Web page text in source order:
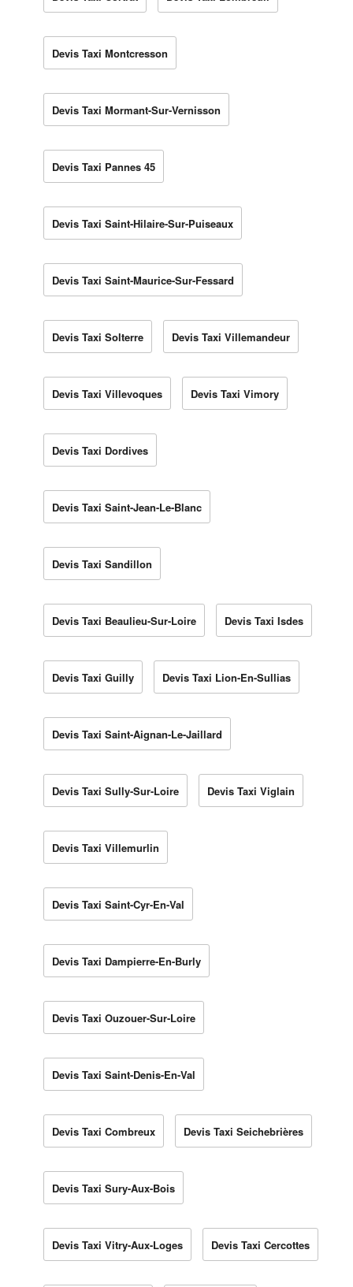
Devis Taxi Montcresson
Devis Taxi Mormant-Sur-Vernisson
Devis Taxi Pannes 45
Devis Taxi Saint-Hilaire-Sur-Puiseaux
Devis Taxi Saint-Maurice-Sur-Fessard
Devis Taxi Solterre Devis Taxi Villemandeur
Devis Taxi Villevoques Devis Taxi Vimory
Devis Taxi Dordives
Devis Taxi Saint-Jean-Le-Blanc
Devis Taxi Sandillon
Devis Taxi Beaulieu-Sur-Loire Devis Taxi Isdes
Devis Taxi Guilly Devis Taxi Lion-En-Sullias
Devis Taxi Saint-Aignan-Le-Jaillard
Devis Taxi Sully-Sur-Loire Devis Taxi Viglain
Devis Taxi Villemurlin
Devis Taxi Saint-Cyr-En-Val
Devis Taxi Dampierre-En-Burly
Devis Taxi Ouzouer-Sur-Loire
Devis Taxi Saint-Denis-En-Val
Devis Taxi Combreux Devis Taxi Seichebrières
Devis Taxi Sury-Aux-Bois
Devis Taxi Vitry-Aux-Loges Devis Taxi Cercottes